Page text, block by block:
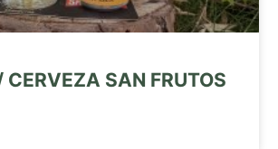
CERVEZA SAN FRUTOS